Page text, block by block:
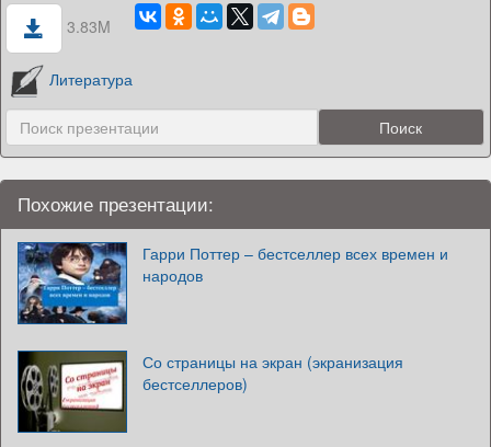
3.83M
Литература
Похожие презентации:
Гарри Поттер – бестселлер всех времен и
народов
Со страницы на экран (экранизация
бестселлеров)